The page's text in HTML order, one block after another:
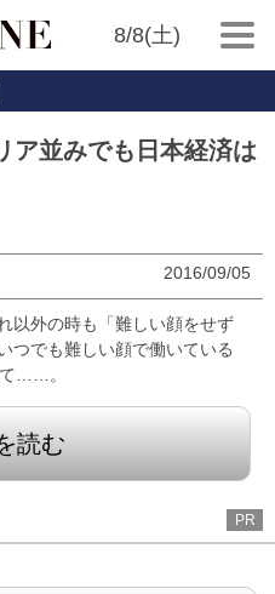
8/8(土)
ア並みでも日本経済は
2016/09/05
以外の時も「難しい顔をせず
つでも難しい顔で働いている
て……。
読む
PR